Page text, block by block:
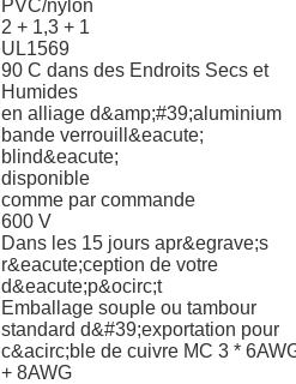
PVC/nylon
2 + 1,3 + 1
UL1569
90 C dans des Endroits Secs et
Humides
en alliage d&amp;#39;aluminium
bande verrouill&eacute;
blind&eacute;
disponible
comme par commande
600 V
Dans les 15 jours apr&egrave;s
r&eacute;ception de votre
d&eacute;p&ocirc;t
Emballage souple ou tambour
standard d&#39;exportation pour
c&acirc;ble de cuivre MC 3 *
+ 8AWG